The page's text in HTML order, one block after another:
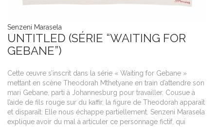
Senzeni Marasela
UNTITLED (SÉRIE “WAITING FOR
GEBANE”)
Cette œuvre s’inscrit dans la série « Waiting for Gebane »
mettant en scène Theodorah Mthetyane en train d’attendre son
mari Gebane, parti à Johannesburg pour travailler. Cousue à
l’aide de fils rouge sur du kaffir, la figure de Theodorah apparaît
et disparaît. Elle nous échappe partiellement. Senzeni Marasela
explique avoir du mal à articuler ce personnage fictif, qui